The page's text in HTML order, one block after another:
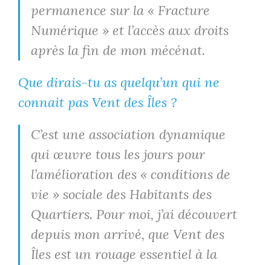
permanence sur la « Fracture
Numérique » et l’accès aux droits
après la fin de mon mécénat.
Que dirais-tu as quelqu’un qui ne
connait pas Vent des Îles ?
C’est une association dynamique
qui œuvre tous les jours pour
l’amélioration des « conditions de
vie » sociale des Habitants des
Quartiers. Pour moi, j’ai découvert
depuis mon arrivé, que Vent des
Îles est un rouage essentiel à la